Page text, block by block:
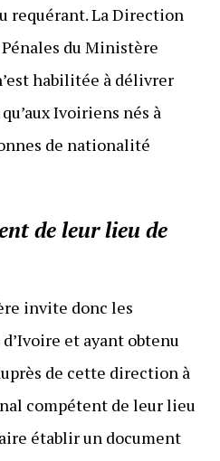
requérant. La Direction
du Ministère
habilitée à délivrer
Ivoiriens nés à
de nationalité
de leur lieu de
invite donc les
et ayant obtenu
de cette direction à
compétent de leur lieu
établir un document